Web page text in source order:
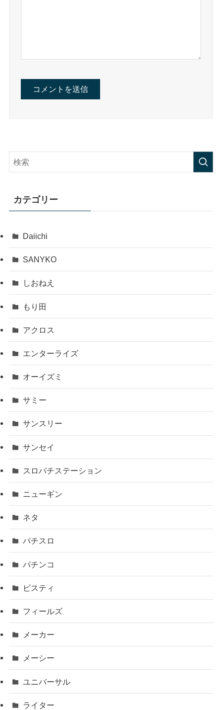
カテゴリー
Daiichi
SANYKO
しおねえ
もり田
アクロス
エンターライズ
オーイズミ
サミー
サンスリー
サンセイ
スロパチステーション
ニューギン
ネタ
パチスロ
パチンコ
ビスティ
フィールズ
メーカー
メーシー
ユニバーサル
ライター